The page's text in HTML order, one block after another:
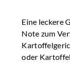
Eine leckere
Note zum
oder